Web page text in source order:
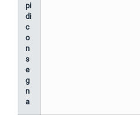
pi
di
c
o
n
s
e
g
n
a